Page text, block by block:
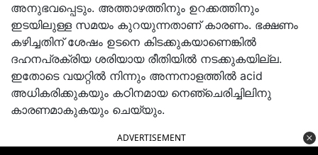
അനുഭവപ്പെടും. അത്താഴത്തിനും ഉറക്കത്തിനും
ഇടയിലുള്ള സമയം കുറയുന്നതാണ്‌ കാരണം. ഭക്ഷണം
കഴിച്ചതിന് ശേഷം ഉടനെ കിടക്കുകയാണെങ്കില്‍
ദഹനപ്രക്രിയ ശരിയായ രീതിയില്‍ നടക്കുകയില്ല.
ഇതോടെ വയറ്റില്‍ നിന്നും അന്നനാളത്തില്‍ acid
അധികരിക്കുകയും കഠിനമായ നെഞ്ചെരിച്ചിലിനു
കാരണമാകുകയും ചെയ്യും.
ADVERTISEMENT